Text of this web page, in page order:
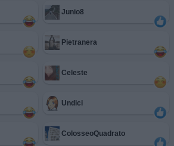
Junio8
Pietranera
Celeste
Undici
ColosseoQuadrato